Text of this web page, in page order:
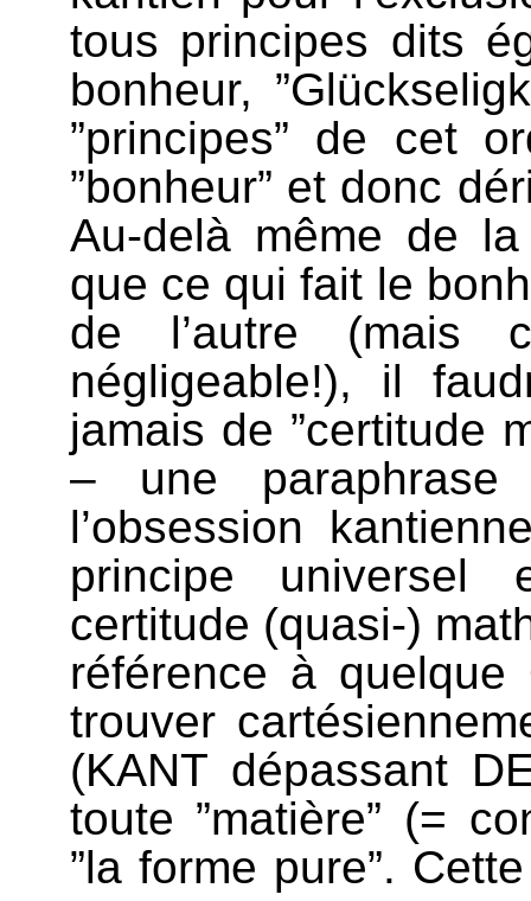
tous principes dits
bonheur,
”principes” de cet
”bonheur” et donc
Au-delà même de
que ce qui fait le
de l’autre (mais
négligeable!), il
jamais de ”certitude
– une
l’obsession
principe universel
certitude (quasi-)
référence à quelque
trouver
(KANT dépassant
toute ”matière” (=
”la forme pure”.